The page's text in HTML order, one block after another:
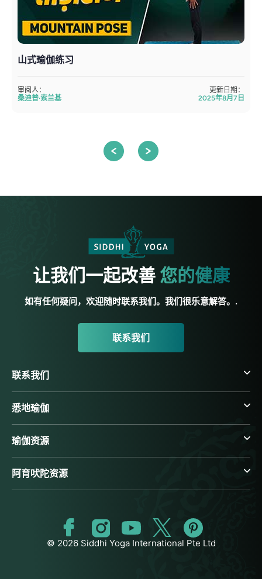
山式瑜伽练习
审阅人：
桑迪普·索兰基
更新日期：
2025年8月7日
让我们一起改善 您的健康
如有任何疑问，欢迎随时联系我们。我们很乐意解答。.
联系我们
联系我们
悉地瑜伽
瑜伽资源
阿育吠陀资源
© 2026 Siddhi Yoga International Pte Ltd